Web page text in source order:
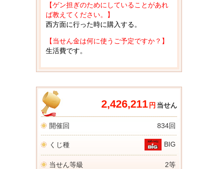
【ゲン担ぎのためにしていることがあれ
ば教えてください。】
西方面に行った時に購入する。
【当せん金は何に使うご予定ですか？】
生活費です。
2,426,211 円 当せん
開催回 834回
くじ種 BIG
当せん等級 2等